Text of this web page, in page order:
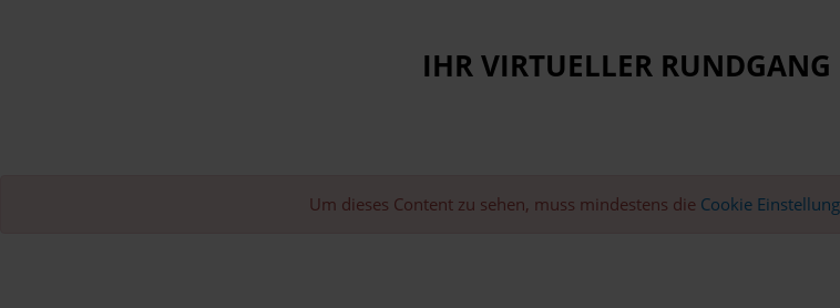
IHR VIRTUELLER
Um dieses Content zu sehen, muss mindestens die Cookie Einstellung